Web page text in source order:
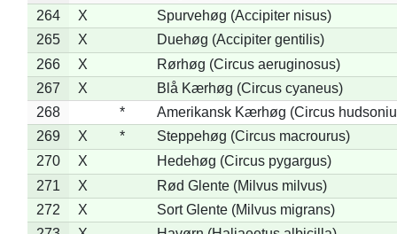
264
X
Spurvehøg (Accipiter nisus)
265
X
Duehøg (Accipiter gentilis)
266
X
Rørhøg (Circus aeruginosus)
267
X
Blå Kærhøg (Circus cyaneus)
268
*
Amerikansk Kærhøg (Circus
269
X *
Steppehøg (Circus macrourus)
270
X
Hedehøg (Circus pygargus)
271
X
Rød Glente (Milvus milvus)
272
X
Sort Glente (Milvus migrans)